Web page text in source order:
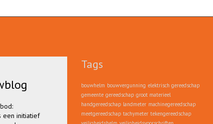
een initiatief
hier alles over
Tags
bouwhelm bouwvergunning elektrisch gereedschap
gemeente gereedschap groot materieel
handgereedschap landmeter machinegereedschap
meetgereedschap tachymeter tekengereedschap